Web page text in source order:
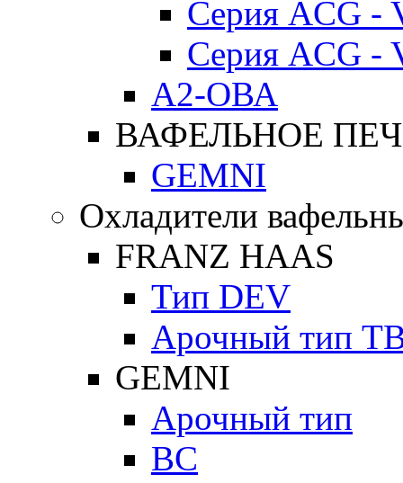
Серия ACG -
Серия ACG -
А2-ОВА
ВАФЕЛЬНОЕ
GEMNI
Охладители
FRANZ HAAS
Тип DEV
Арочный тип
GEMNI
Арочный тип
ВС